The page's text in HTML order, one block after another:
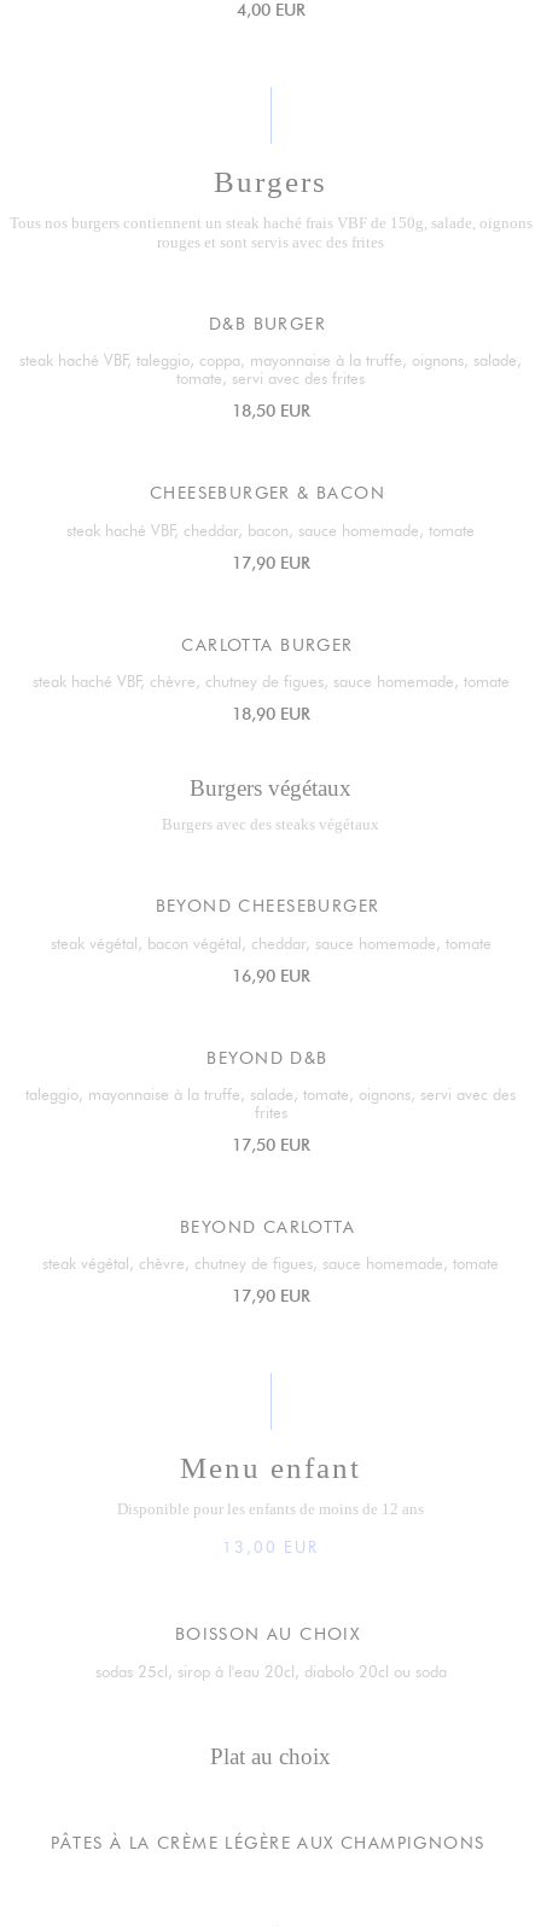
4,00 EUR
Burgers
Tous nos burgers contiennent un steak haché frais VBF de 150g, salade, oignons
rouges et sont servis avec des frites
D&B BURGER
steak haché VBF, taleggio, coppa, mayonnaise à la truffe, oignons, salade,
tomate, servi avec des frites
18,50 EUR
CHEESEBURGER & BACON
steak haché VBF, cheddar, bacon, sauce homemade, tomate
17,90 EUR
CARLOTTA BURGER
steak haché VBF, chèvre, chutney de figues, sauce homemade, tomate
18,90 EUR
Burgers végétaux
Burgers avec des steaks végétaux
BEYOND CHEESEBURGER
steak végétal, bacon végétal, cheddar, sauce homemade, tomate
16,90 EUR
BEYOND D&B
taleggio, mayonnaise à la truffe, salade, tomate, oignons, servi avec des
frites
17,50 EUR
BEYOND CARLOTTA
steak végétal, chèvre, chutney de figues, sauce homemade, tomate
17,90 EUR
Menu enfant
Disponible pour les enfants de moins de 12 ans
13,00 EUR
BOISSON AU CHOIX
sodas 25cl, sirop à l'eau 20cl, diabolo 20cl ou soda
Plat au choix
PÂTES À LA CRÈME LÉGÈRE AUX CHAMPIGNONS